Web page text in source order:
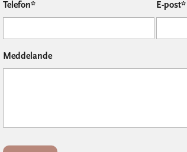
Telefon* E-post*
Meddelande